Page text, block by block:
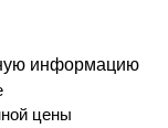
информацию
цены